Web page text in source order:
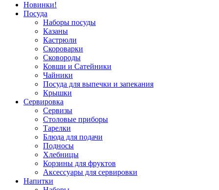
Новинки!
Посуда
Наборы посуды
Казаны
Кастрюли
Скороварки
Сковороды
Ковши и Сатейники
Чайники
Посуда для выпечки и запекания
Крышки
Сервировка
Сервизы
Столовые приборы
Тарелки
Блюда для подачи
Подносы
Хлебницы
Корзины для фруктов
Аксессуары для сервировки
Напитки